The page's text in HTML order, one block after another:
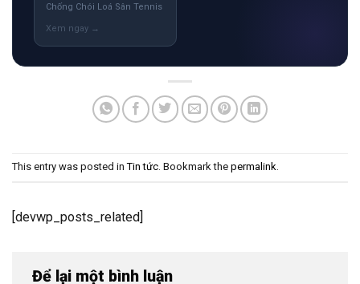
Chống Chói Loá Sân Tennis
This entry was posted inTin tức. Bookmark the permalink.
[devwp_posts_related]
Để lại một bình luận